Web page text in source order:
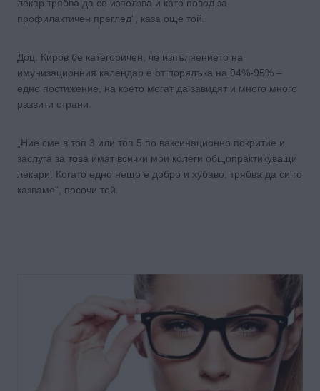
лекар трябва да се използва и като повод за
профилактичен преглед“, каза още той.
Доц. Киров бе категоричен, че изпълнението на
имунизационния календар е от порядъка на 94%-95% –
едно постижение, на което могат да завидят и много много
развити страни.
„Ние сме в топ 3 или топ 5 по ваксинационно покритие и
заслуга за това имат всички мои колеги общопрактикуващи
лекари. Когато едно нещо е добро и хубаво, трябва да си го
казваме“, посочи той.